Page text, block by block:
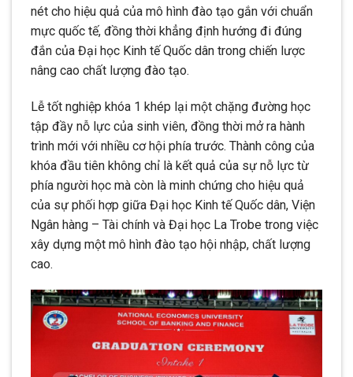
nét cho hiệu quả của mô hình đào tạo gắn với chuẩn
mực quốc tế, đồng thời khẳng định hướng đi đúng
đắn của Đại học Kinh tế Quốc dân trong chiến lược
nâng cao chất lượng đào tạo.
Lễ tốt nghiệp khóa 1 khép lại một chặng đường học
tập đầy nỗ lực của sinh viên, đồng thời mở ra hành
trình mới với nhiều cơ hội phía trước. Thành công của
khóa đầu tiên không chỉ là kết quả của sự nỗ lực từ
phía người học mà còn là minh chứng cho hiệu quả
của sự phối hợp giữa Đại học Kinh tế Quốc dân, Viện
Ngân hàng – Tài chính và Đại học La Trobe trong việc
xây dựng một mô hình đào tạo hội nhập, chất lượng
cao.